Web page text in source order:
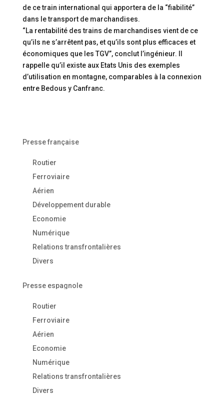
de ce train international qui apportera de la “fiabilité”
dans le transport de marchandises.
“La rentabilité des trains de marchandises vient de ce
qu’ils ne s’arrêtent pas, et qu’ils sont plus efficaces et
économiques que les TGV”, conclut l’ingénieur. Il
rappelle qu’il existe aux Etats Unis des exemples
d’utilisation en montagne, comparables à la connexion
entre Bedous y Canfranc.
Presse française
Routier
Ferroviaire
Aérien
Développement durable
Economie
Numérique
Relations transfrontalières
Divers
Presse espagnole
Routier
Ferroviaire
Aérien
Economie
Numérique
Relations transfrontalières
Divers